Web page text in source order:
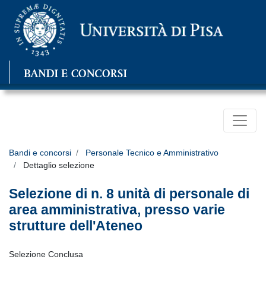
Bandi e concorsi
Personale Tecnico e Amministrativo
Dettaglio selezione
Selezione di n. 8 unità di personale di
area amministrativa, presso varie
strutture dell'Ateneo
Selezione Conclusa